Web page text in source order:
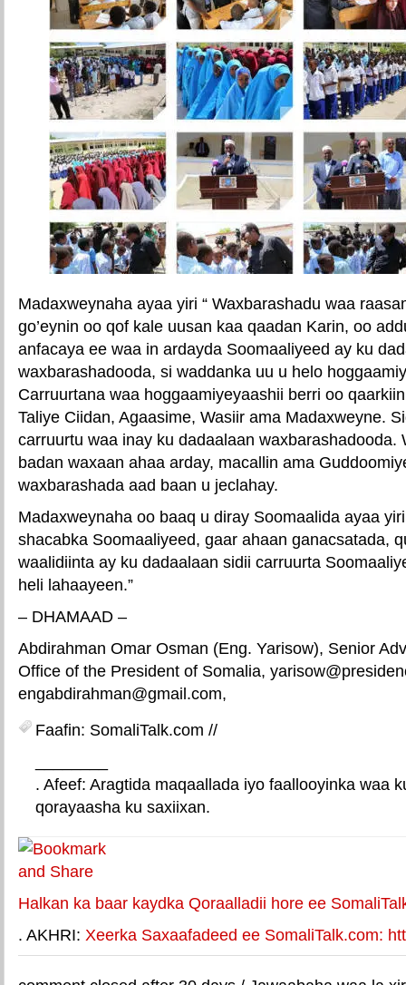
Madaxweynaha ayaa yiri “ Waxbarashadu waa
go’eynin oo qof kale uusan kaa qaadan Karin, oo
anfacaya ee waa in ardayda Soomaaliyeed ay ku
waxbarashadooda, si waddanka uu u helo
Carruurtana waa hoggaamiyeyaashii berri oo
Taliye Ciidan, Agaasime, Wasiir ama Madaxweyne.
carruurtu waa inay ku dadaalaan waxbarashadooda.
badan waxaan ahaa arday, macallin ama
waxbarashada aad baan u jeclahay.
Madaxweynaha oo baaq u diray Soomaalida ayaa
shacabka Soomaaliyeed, gaar ahaan ganacsatada,
waalidiinta ay ku dadaalaan sidii carruurta
heli lahaayeen.”
– DHAMAAD –
Abdirahman Omar Osman (Eng. Yarisow), Senior
Office of the President of Somalia,
engabdirahman@gmail.com,
Faafin: SomaliTalk.com //
. Afeef: Aragtida maqaallada iyo faallooyinka waa
qorayaasha ku saxiixan.
Halkan ka baar kaydka Qoraalladii hore ee
. AKHRI: Xeerka Saxaafadeed ee SomaliTalk.com: